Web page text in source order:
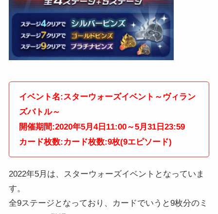
イベント名:スターウォーズイベント～ヴィラン
ズバトル～
開催期間:2020年5月4日11:00～5月31日23:59
カード枚数:カード枚数:9枚(9エピソード)
2022年5月は、スターウォーズイベントとなっていま
す。
全9ステージとなっており、カードでいうと9枚分のミ